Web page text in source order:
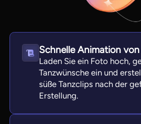
View all tools
Schnelle Animation
Laden Sie ein Foto hoch,
Tanzwünsche ein und
süße Tanzclips nach der
Erstellung.